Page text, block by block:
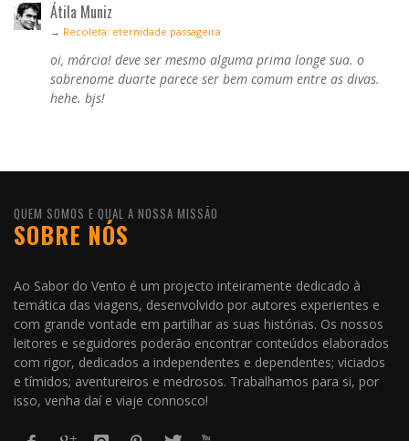
Átila Muniz
→ Recoleta: eternidade passageira
oi, márcia! deve ser mesmo alguma prima longe sua. o
sobrenome duarte parece ser bem comum entre as divas.
hehe. bjs!
QUEM SOMOS E QUAL A NOSSA MISSÃO
SOBRE NÓS
Ao Sabor do Vento é um projecto inteiramente dedicado à
temática das viagens, desenvolvido por autores experientes e
com grande vontade em partilhar as suas histórias. Os nossos
leitores e seguidores poderão encontrar conteúdos elaborados
com rigor, dedicados a independentes e dependentes; viciados
e tímidos; aventureiros e medrosos. Trabalhamos para si, por
isso, venha daí e viaje connosco!